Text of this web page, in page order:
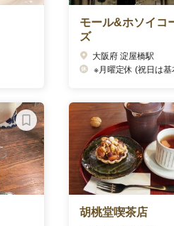
モール&ホソイコ
ズ
大阪府 淀屋橋駅
※月曜定休 (祝日は基本営業ですがHP
胡桃堂喫茶店